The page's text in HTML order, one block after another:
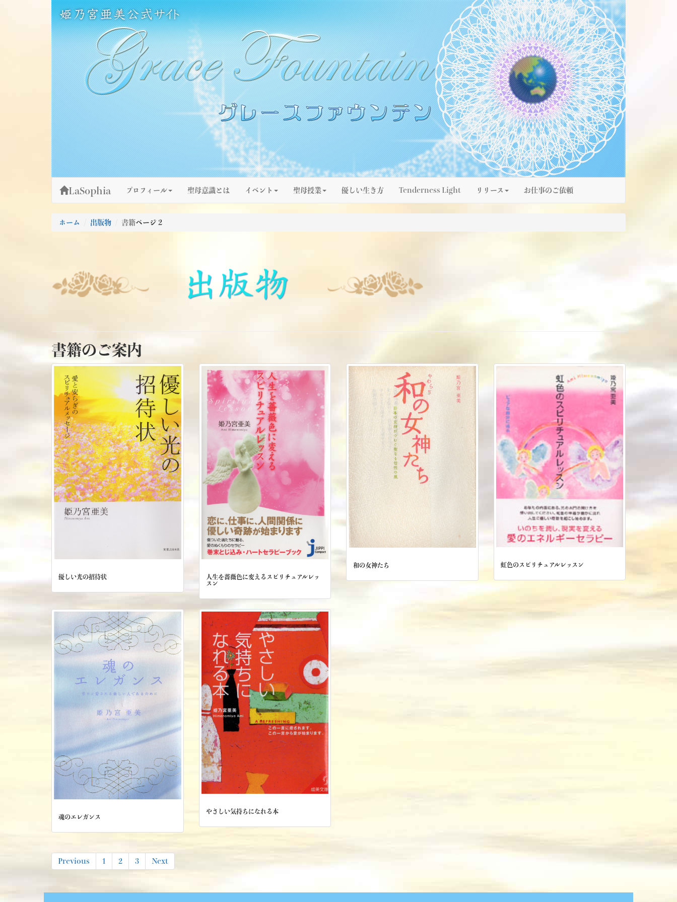
姫乃宮亜美公式サイト～Grace Fountain～
グレースファウンテン
LaSophia プロフィール 聖母意識とは イベント 聖母授業 優しい生き方 Tenderness Light リリース お仕事のご依頼
ホーム 出版物 書籍ページ 2
版
書籍のご案内
優しい光の招待状
人生を薔薇色に変えるスピリチュアルレッ
スン
和の女神たち 虹色のスピリチュアルレッスン
魂のエレガンス
やさしい気持ちになれる本
投
稿Previous 1 2 3 Next